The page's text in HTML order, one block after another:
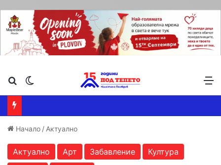
Търсене ...
Начало / Актуално
Актуално Арт Забавление
Култура